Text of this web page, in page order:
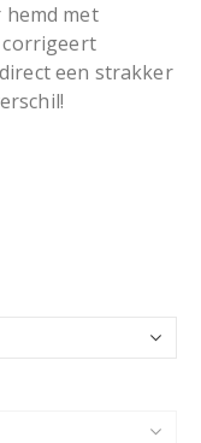
met
corrigeert
een strakker